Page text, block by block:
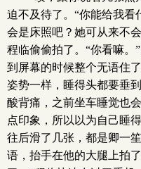
迫不及待了。“你能给我看
会是床照吧？她可从来不
程临偷偷拍了。“你看嘛。
到屏幕的时候整个无语住
姿势一样，睡得头都要垂
酸背痛，之前坐车睡觉也
点印象，所以以为自己睡
往后滑了几张，都是卿一
语，抬手在他的大腿上拍